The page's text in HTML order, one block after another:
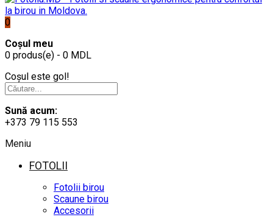
0
Coșul meu
0 produs(e) - 0 MDL
Coșul este gol!
Sună acum:
+373 79 115 553
Meniu
FOTOLII
Fotolii birou
Scaune birou
Accesorii